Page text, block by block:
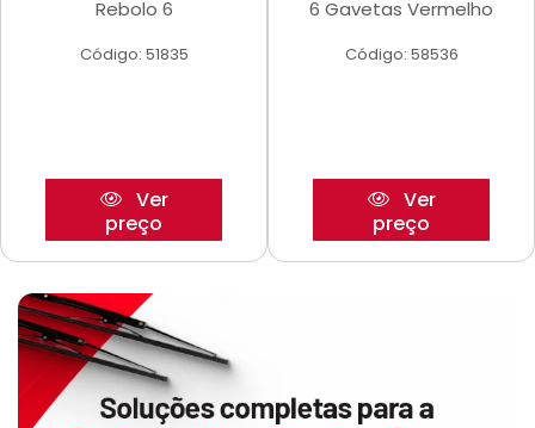
Rebolo 6
Código: 51835
Ver
preço
6 Gavetas Vermelho
Código: 58536
Ver
preço